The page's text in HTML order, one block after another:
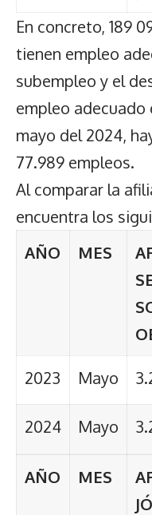
En concreto, 189
tienen empleo
subempleo y el
empleo adecuado
mayo del 2024,
77.989 empleos.
Al comparar la
encuentra los
AÑO
MES
2023 Mayo
2024 Mayo
AÑO MES